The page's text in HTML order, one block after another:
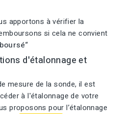
apportons à vérifier la
si cela ne convient
d'étalonnage et
mesure de la sonde, il est
à l'étalonnage de votre
proposons pour l’étalonnage